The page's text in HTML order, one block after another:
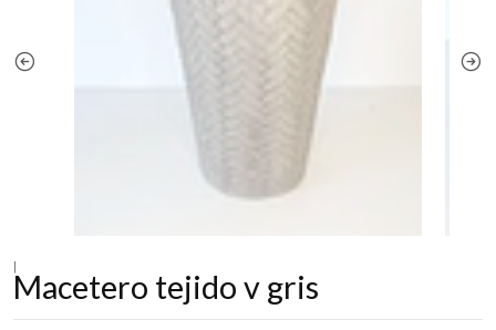
|
Macetero tejido v gris